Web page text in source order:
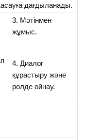
дағдыланады.
3. Мәтінмен
жұмыс.
4. Диалог
құрастыру және
рөлде ойнау.